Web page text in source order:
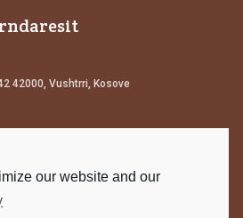
our website and our
42000, Vushtrri, Kosove